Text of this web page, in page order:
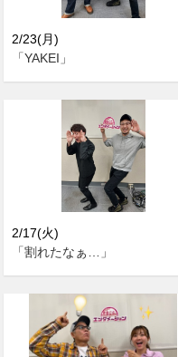
2/23(月)
「YAKEI」
2/17(火)
「割れたなぁ…」